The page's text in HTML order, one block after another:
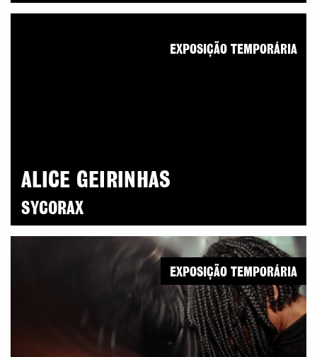
ALICE GEIRINHAS
SYCORAX
EXPOSIÇÃO TEMPORÁRIA
EXPOSIÇÃO TEMPORÁRIA